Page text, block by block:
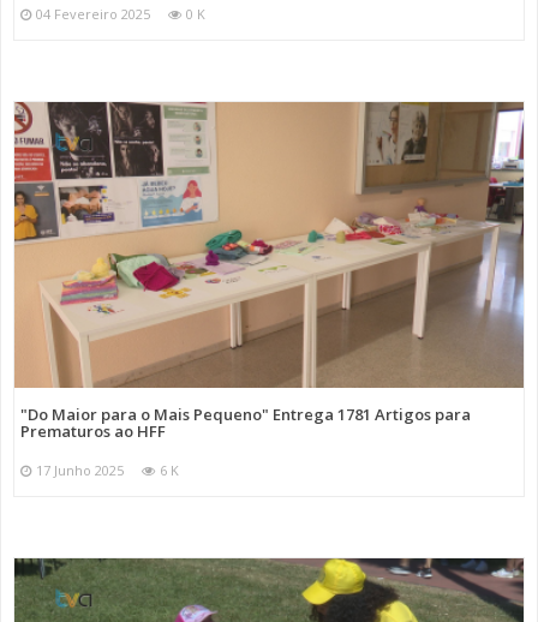
04 Fevereiro 2025 0 K
"Do Maior para o Mais Pequeno" Entrega 1781 Artigos para
Prematuros ao HFF
17 Junho 2025 6 K